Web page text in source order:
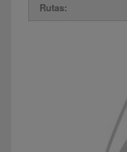
Rutas: